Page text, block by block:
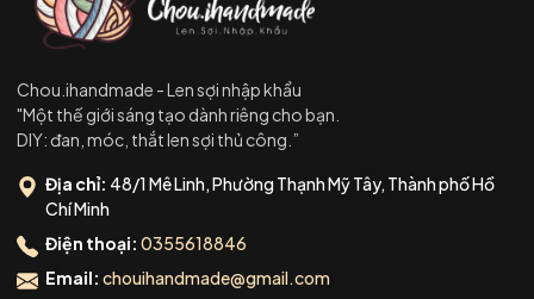
Chou.ihandmade - Len sợi nhập khẩu
"Một thế giới sáng tạo dành riêng cho bạn.
DIY: đan, móc, thắt len sợi thủ công.”
Địa chỉ: 48/1 Mê Linh, Phường Thạnh Mỹ Tây, Thành phố Hồ
Chí Minh
Điện thoại: 0355618846
Email: chouihandmade@gmail.com